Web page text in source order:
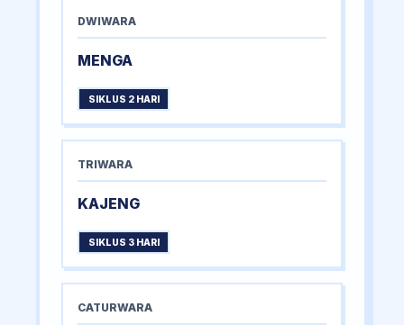
DWIWARA
MENGA
SIKLUS 2 HARI
TRIWARA
KAJENG
SIKLUS 3 HARI
CATURWARA